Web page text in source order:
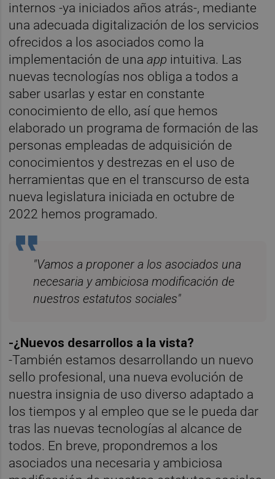
internos -ya iniciados años atrás-, mediante
una adecuada digitalización de los servicios
ofrecidos a los asociados como la
implementación de unaapp intuitiva. Las
nuevas tecnologías nos obliga a todos a
saber usarlas y estar en constante
conocimiento de ello, así que hemos
elaborado un programa de formación de las
personas empleadas de adquisición de
conocimientos y destrezas en el uso de
herramientas que en el transcurso de esta
nueva legislatura iniciada en octubre de
2022 hemos programado.
"Vamos a proponer a los asociados una
necesaria y ambiciosa modificación de
nuestros estatutos sociales"
-¿Nuevos desarrollos a la vista?
-También estamos desarrollando un nuevo
sello profesional, una nueva evolución de
nuestra insignia de uso diverso adaptado a
los tiempos y al empleo que se le pueda dar
tras las nuevas tecnologías al alcance de
todos. En breve, propondremos a los
asociados una necesaria y ambiciosa